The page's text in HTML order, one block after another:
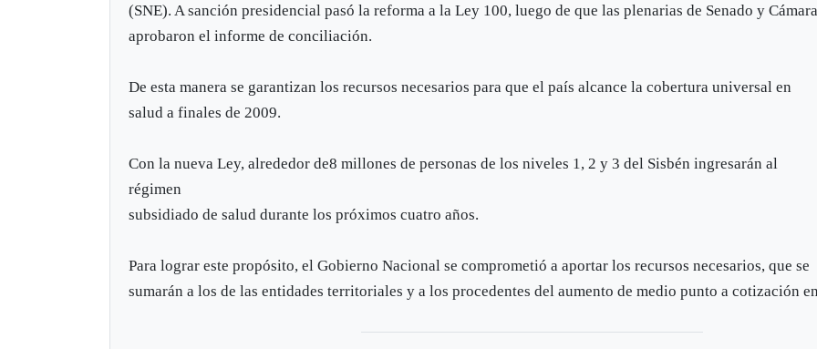
(SNE). A sanción presidencial pasó la reforma a la Ley 100, luego de que las plenarias de Senado y Cámara
aprobaron el informe de conciliación.
De esta manera se garantizan los recursos necesarios para que el país alcance la cobertura universal en
salud a finales de 2009.
Con la nueva Ley, alrededor de8 millones de personas de los niveles 1, 2 y 3 del Sisbén ingresarán al
régimen
subsidiado de salud durante los próximos cuatro años.
Para lograr este propósito, el Gobierno Nacional se comprometió a aportar los recursos necesarios, que se
sumarán a los de las entidades territoriales y a los procedentes del aumento de medio punto a cotización en